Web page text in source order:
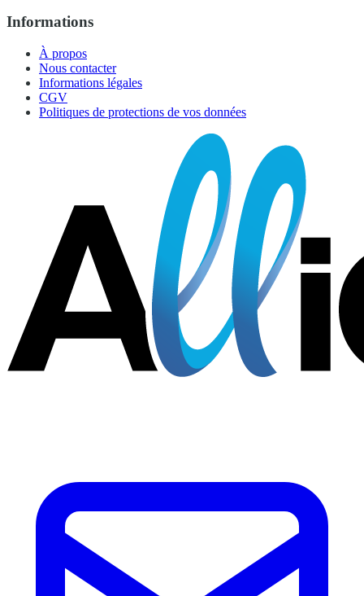
Informations
À propos
Nous contacter
Informations légales
CGV
Politiques de protections de vos données